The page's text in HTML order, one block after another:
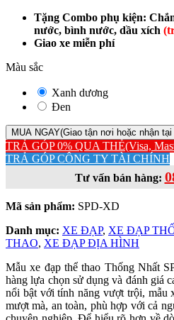
Tặng Combo phụ kiện:
nước, bình nước, dầu xích
Giao xe miễn phí
Màu sắc
Xanh dương
Đen
MUA NGAY(Giao tận nơi hoặc nhận
TRẢ GÓP 0% QUA THẺ(Visa,
TRẢ GÓP CÔNG TY TÀI CHÍNH
Tư vấn bán hàng:
Mã sản phẩm: SPD-XD
Danh mục: XE ĐẠP, XE ĐẠP
THAO, XE ĐẠP ĐỊA HÌNH
Mẫu xe đạp thể thao Thống Nhất
hàng lựa chọn sử dụng và đánh giá
nổi bật với tính năng vượt trội, mẫu
mượt mà, an toàn, phù hợp với cả